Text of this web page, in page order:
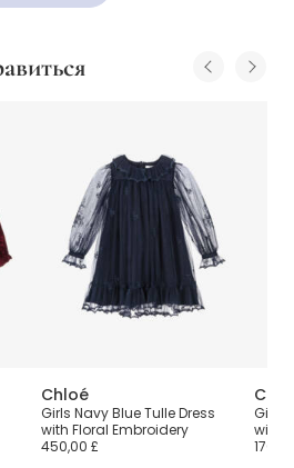
Chloé
Girls Navy Blue Tulle Dress
with Floral Embroidery
450,00 £
Girls
with